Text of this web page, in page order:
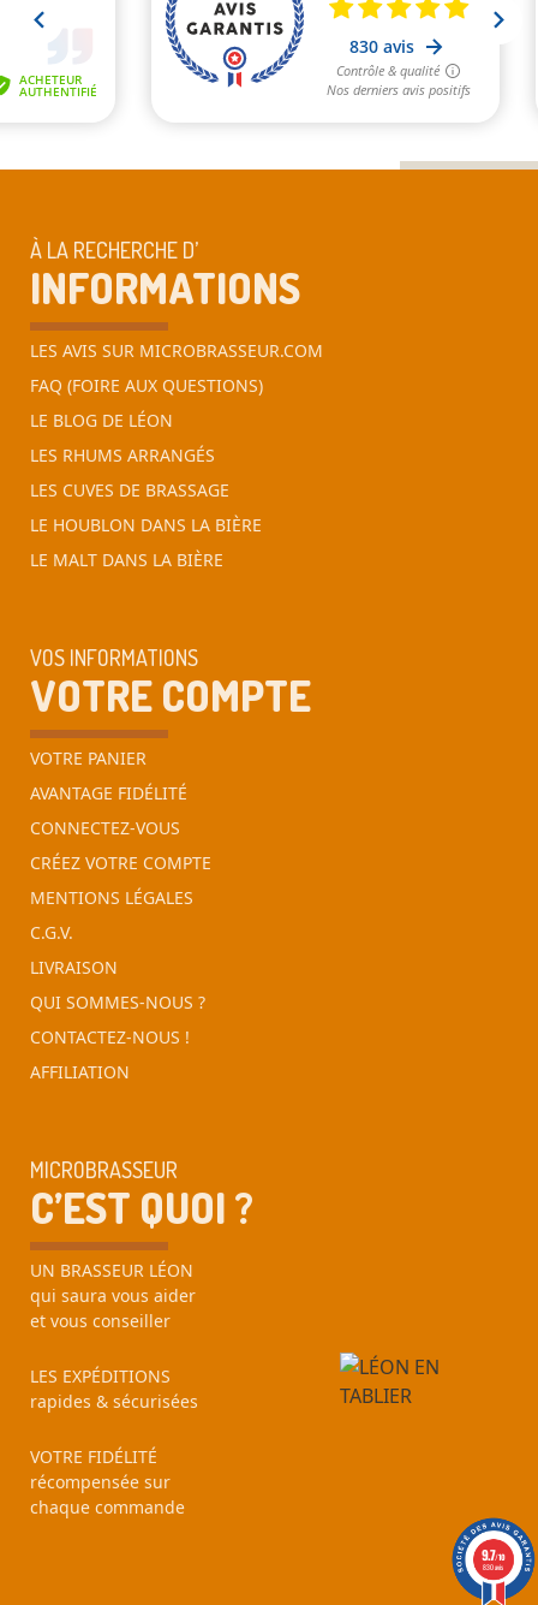
À LA RECHERCHE D’
INFORMATIONS
LES AVIS SUR MICROBRASSEUR.COM
FAQ (FOIRE AUX QUESTIONS)
LE BLOG DE LÉON
LES RHUMS ARRANGÉS
LES CUVES DE BRASSAGE
LE HOUBLON DANS LA BIÈRE
LE MALT DANS LA BIÈRE
VOS INFORMATIONS
VOTRE COMPTE
VOTRE PANIER
AVANTAGE FIDÉLITÉ
CONNECTEZ-VOUS
CRÉEZ VOTRE COMPTE
MENTIONS LÉGALES
C.G.V.
LIVRAISON
QUI SOMMES-NOUS ?
CONTACTEZ-NOUS !
AFFILIATION
MICROBRASSEUR
C’EST QUOI ?
UN BRASSEUR LÉON
qui saura vous aider
et vous conseiller
LES EXPÉDITIONS
rapides & sécurisées
VOTRE FIDÉLITÉ
récompensée sur
chaque commande
9.7/10
830 avis
9.7/10
830 avis